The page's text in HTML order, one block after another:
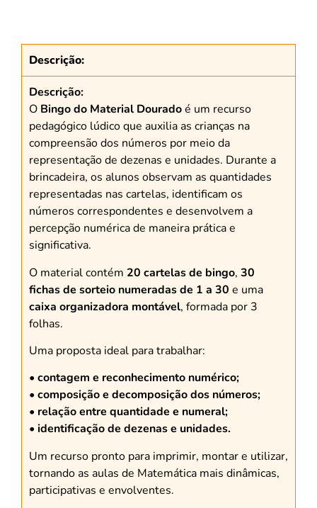
Descrição:
Descrição:
O Bingo do Material Douradoé um recurso
pedagógico lúdico que auxilia as crianças na
compreensão dos números por meio da
representação de dezenas e unidades. Durante a
brincadeira, os alunos observam as quantidades
representadas nas cartelas, identificam os
números correspondentes e desenvolvem a
percepção numérica de maneira prática e
significativa.
O material contém 20 cartelas de bingo, 30
fichas de sorteio numeradas de 1 a 30 e uma
caixa organizadora montável, formada por 3
folhas.
Uma proposta ideal para trabalhar:
• contagem e reconhecimento numérico;
• composição e decomposição dos números;
• relação entre quantidade e numeral;
• identificação de dezenas e unidades.
Um recurso pronto para imprimir, montar e utilizar,
tornando as aulas de Matemática mais dinâmicas,
participativas e envolventes.